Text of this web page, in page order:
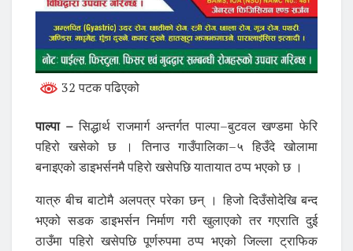
32 पटक पढिएको
पाल्पा –सिद्धार्थ राजमार्ग अन्तर्गत पाल्पा–बुटवल खण्डमा फेरि
पहिरो खसेको छ । तिनाउ गाउँपालिका–५ हिउँदे खोलामा
बनाइएको डाइभर्सनमै पहिरो खसेपछि यातायात ठप्प भएको छ ।
यात्रु बीच बाटोमै अलपत्र परेका छन् । हिजो दिउँसोदेखि बन्द
भएको सडक डाइभर्सन निर्माण गरी खुलाएको तर गएराति दुई
ठाउँमा पहिरो खसेपछि पूर्णरुपमा ठप्प भएको जिल्ला ट्राफिक